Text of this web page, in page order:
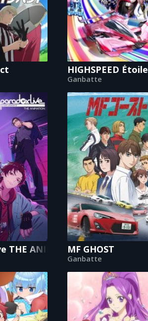
HIGHSPEED Étoile
Ganbatte
THE ANIMATIONMF GHOST
Ganbatte